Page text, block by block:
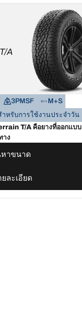
A
3PMSF
M+S
ำหรับการใช้งานประจำวัน
T/A คือยางที่ออกแบบ
าง
าขนาด
ยละเอียด